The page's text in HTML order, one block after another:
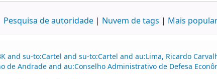
Pesquisa de autoridade Nuvem de tags Mais
and su-to:Cartel and su-to:Cartel and au:Lima, Ricardo
de Andrade and au:Conselho Administrativo de Defesa